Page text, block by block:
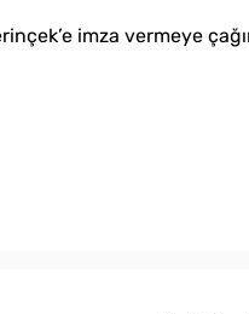
Perinçek’e imza